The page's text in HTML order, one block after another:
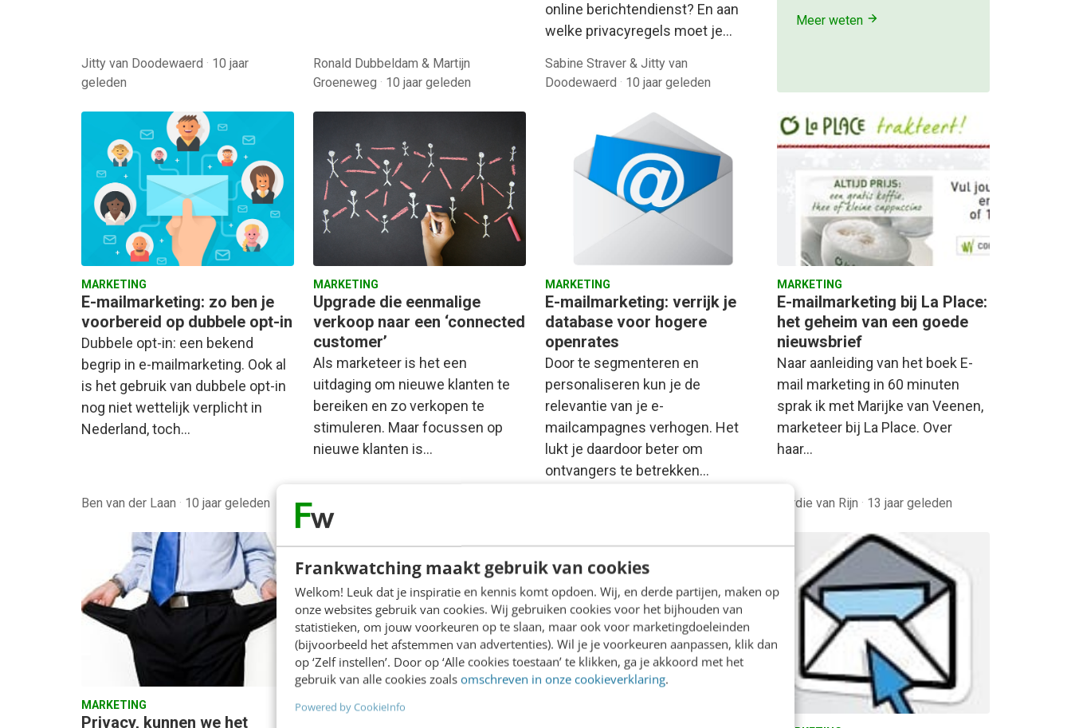
Frankwatching maakt gebruik van cookies
Welkom! Leuk dat je inspiratie en kennis komt opdoen. Wij, en derde partijen, maken op
onze websites gebruik van cookies. Wij gebruiken cookies voor het bijhouden van
statistieken, om jouw voorkeuren op te slaan, maar ook voor marketingdoeleinden
(bijvoorbeeld het afstemmen van advertenties). Wil je je voorkeuren aanpassen, klik dan
op ‘Zelf instellen’. Door op ‘Alle cookies toestaan’ te klikken, ga je akkoord met het
gebruik van alle cookies zoals omschreven in onze cookieverklaring.
Powered by CookieInfo
Jitty van Doodewaerd · 10 jaar
geleden
Ronald Dubbeldam & Martijn
Groeneweg · 10 jaar geleden
online berichtendienst? En aan
welke privacyregels moet je…
Sabine Straver & Jitty van
Doodewaerd · 10 jaar geleden
Meer weten
MARKETING
E-mailmarketing: zo ben je
voorbereid op dubbele opt-in
Dubbele opt-in: een bekend
begrip in e-mailmarketing. Ook al
is het gebruik van dubbele opt-in
nog niet wettelijk verplicht in
Nederland, toch…
Ben van der Laan · 10 jaar geleden
MARKETING
Upgrade die eenmalige
verkoop naar een ‘connected
customer’
Als marketeer is het een
uitdaging om nieuwe klanten te
bereiken en zo verkopen te
stimuleren. Maar focussen op
nieuwe klanten is…
MARKETING
E-mailmarketing: verrijk je
database voor hogere
openrates
Door te segmenteren en
personaliseren kun je de
relevantie van je e-
mailcampagnes verhogen. Het
lukt je daardoor beter om
ontvangers te betrekken…
MARKETING
E-mailmarketing bij La Place:
het geheim van een goede
nieuwsbrief
Naar aanleiding van het boek E-
mail marketing in 60 minuten
sprak ik met Marijke van Veenen,
marketeer bij La Place. Over
haar…
Jordie van Rijn · 13 jaar geleden
MARKETING
Privacy, kunnen we het
MARKETING